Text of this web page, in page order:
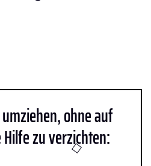
ohne auf
zu verzichten: